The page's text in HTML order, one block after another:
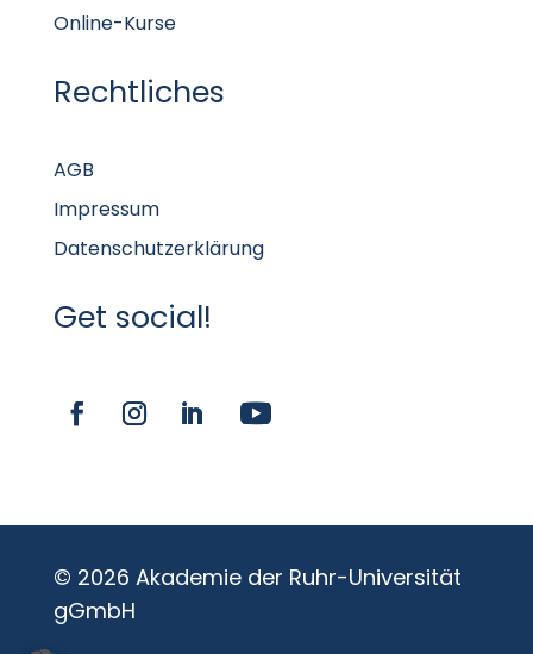
Online-Kurse
Rechtliches
AGB
Impressum
Datenschutzerklärung
Get social!
© 2026 Akademie der Ruhr-Universität
gGmbH